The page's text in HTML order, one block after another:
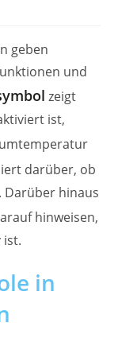
geben
und
zeigt
ist,
darüber, ob
hinaus
hinweisen,
ist.
in